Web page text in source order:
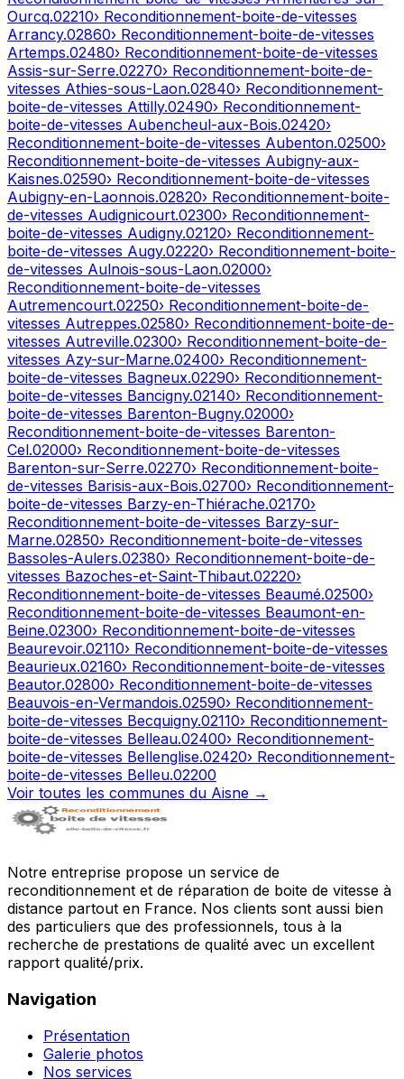
Ourcq.02210› Reconditionnement-boite-de-vitesses
Arrancy.02860› Reconditionnement-boite-de-vitesses
Artemps.02480› Reconditionnement-boite-de-vitesses
Assis-sur-Serre.02270› Reconditionnement-boite-de-
vitesses Athies-sous-Laon.02840› Reconditionnement-
boite-de-vitesses Attilly.02490› Reconditionnement-
boite-de-vitesses Aubencheul-aux-Bois.02420›
Reconditionnement-boite-de-vitesses Aubenton.02500›
Reconditionnement-boite-de-vitesses Aubigny-aux-
Kaisnes.02590› Reconditionnement-boite-de-vitesses
Aubigny-en-Laonnois.02820› Reconditionnement-boite-
de-vitesses Audignicourt.02300› Reconditionnement-
boite-de-vitesses Audigny.02120› Reconditionnement-
boite-de-vitesses Augy.02220› Reconditionnement-boite-
de-vitesses Aulnois-sous-Laon.02000›
Reconditionnement-boite-de-vitesses
Autremencourt.02250› Reconditionnement-boite-de-
vitesses Autreppes.02580› Reconditionnement-boite-de-
vitesses Autreville.02300› Reconditionnement-boite-de-
vitesses Azy-sur-Marne.02400› Reconditionnement-
boite-de-vitesses Bagneux.02290› Reconditionnement-
boite-de-vitesses Bancigny.02140› Reconditionnement-
boite-de-vitesses Barenton-Bugny.02000›
Reconditionnement-boite-de-vitesses Barenton-
Cel.02000› Reconditionnement-boite-de-vitesses
Barenton-sur-Serre.02270› Reconditionnement-boite-
de-vitesses Barisis-aux-Bois.02700› Reconditionnement-
boite-de-vitesses Barzy-en-Thiérache.02170›
Reconditionnement-boite-de-vitesses Barzy-sur-
Marne.02850› Reconditionnement-boite-de-vitesses
Bassoles-Aulers.02380› Reconditionnement-boite-de-
vitesses Bazoches-et-Saint-Thibaut.02220›
Reconditionnement-boite-de-vitesses Beaumé.02500›
Reconditionnement-boite-de-vitesses Beaumont-en-
Beine.02300› Reconditionnement-boite-de-vitesses
Beaurevoir.02110› Reconditionnement-boite-de-vitesses
Beaurieux.02160› Reconditionnement-boite-de-vitesses
Beautor.02800› Reconditionnement-boite-de-vitesses
Beauvois-en-Vermandois.02590› Reconditionnement-
boite-de-vitesses Becquigny.02110› Reconditionnement-
boite-de-vitesses Belleau.02400› Reconditionnement-
boite-de-vitesses Bellenglise.02420› Reconditionnement-
boite-de-vitesses Belleu.02200
Voir toutes les communes du Aisne →
Notre entreprise propose un service de
reconditionnement et de réparation de boite de vitesse à
distance partout en France. Nos clients sont aussi bien
des particuliers que des professionnels, tous à la
recherche de prestations de qualité avec un excellent
rapport qualité/prix.
Navigation
Présentation
Galerie photos
Nos services